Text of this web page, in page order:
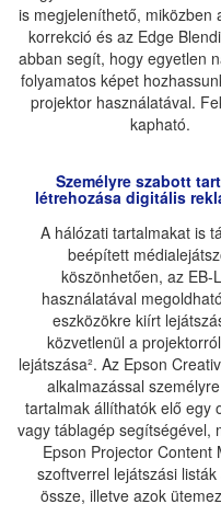
is megjeleníthető, miközben
korrekció és az Edge
abban segít, hogy egyetlen
folyamatos képet
projektor használatával.
kapható.
Személyre szabott
létrehozása digitális
A hálózati tartalmakat is
beépített
köszönhetően, az EB-
használatával
eszközökre kiírt
közvetlenül a
lejátszása². Az Epson
alkalmazással
tartalmak állíthatók elő egy
vagy táblagép segítségével,
Epson Projector Content
szoftverrel lejátszási
össze, illetve azok